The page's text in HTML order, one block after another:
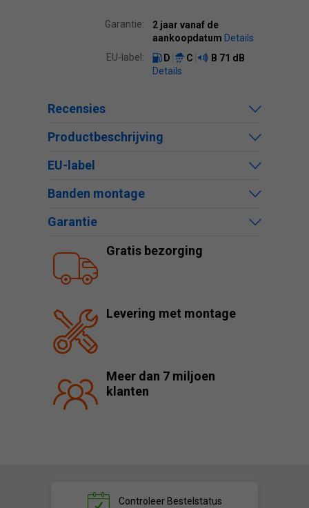
Garantie:
2 jaar vanaf de
aankoopdatum Details
EU-label:
D C B 71 dB
Details
Recensies
Productbeschrijving
EU-label
Banden montage
Garantie
Gratis bezorging
Levering met montage
Meer dan 7 miljoen
klanten
ControleerBestelstatus